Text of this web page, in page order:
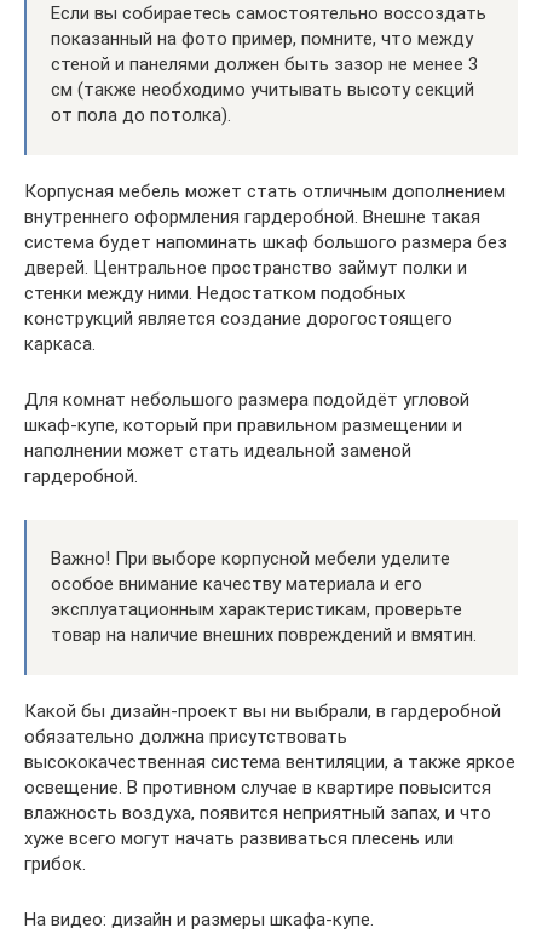
Если вы собираетесь самостоятельно воссоздать
показанный на фото пример, помните, что между
стеной и панелями должен быть зазор не менее 3
см (также необходимо учитывать высоту секций
от пола до потолка).
Корпусная мебель может стать отличным дополнением
внутреннего оформления гардеробной. Внешне такая
система будет напоминать шкаф большого размера без
дверей. Центральное пространство займут полки и
стенки между ними. Недостатком подобных
конструкций является создание дорогостоящего
каркаса.
Для комнат небольшого размера подойдёт угловой
шкаф-купе, который при правильном размещении и
наполнении может стать идеальной заменой
гардеробной.
Важно! При выборе корпусной мебели уделите
особое внимание качеству материала и его
эксплуатационным характеристикам, проверьте
товар на наличие внешних повреждений и вмятин.
Какой бы дизайн-проект вы ни выбрали, в гардеробной
обязательно должна присутствовать
высококачественная система вентиляции, а также яркое
освещение. В противном случае в квартире повысится
влажность воздуха, появится неприятный запах, и что
хуже всего могут начать развиваться плесень или
грибок.
На видео: дизайн и размеры шкафа-купе.